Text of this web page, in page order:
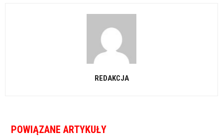
REDAKCJA
POWIĄZANE ARTYKUŁY